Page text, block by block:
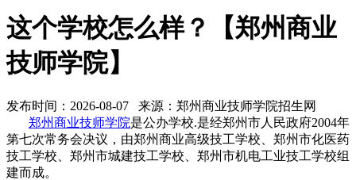
这个学校怎么样？【郑州商业
技师学院】
发布时间：2026-08-07 来源：郑州商业技师学院招生网
郑州商业技师学院是公办学校.是经郑州市人民政府2004年
第七次常务会决议，由郑州商业高级技工学校、郑州市化医药
技工学校、郑州市城建技工学校、郑州市机电工业技工学校组
建而成。